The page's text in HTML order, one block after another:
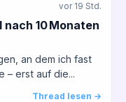
vor 19 Std.
10 Monaten
an dem ich fast
– erst auf die...
Thread lesen →